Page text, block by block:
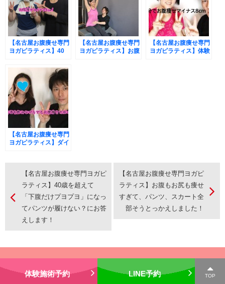
【名古屋お腹痩せ専門
ヨガピラティス】40
プヨプヨ」になってパ
ンツが履けない？にお
答えします！
【名古屋お腹痩せ専門
ヨガピラティス】お腹
【名古屋お腹痩せ専門
ヨガピラティス】体験
【名古屋お腹痩せ専門
ヨガピラティス】ダイ
10cm」のポイントと
【名古屋お腹痩せ専門ヨガピ
ラティス】40歳を超えて
「下腹だけプヨプヨ」になっ
てパンツが履けない？にお答
えします！
【名古屋お腹痩せ専門ヨガピ
ラティス】お腹もお尻も痩せ
すぎて、パンツ、スカート全
部そうとっかえしました！
Created by
CyberIntelligence
体験施術予約 LINE予約 TOP